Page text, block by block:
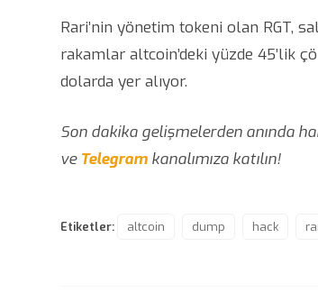
Rari’nin yönetim tokeni olan RGT,
rakamlar altcoin’deki yüzde 45’lik
dolarda yer alıyor.
Son dakika gelişmelerden anında
ve Telegram kanalımıza katılın!
Etiketler: altcoin dump hack